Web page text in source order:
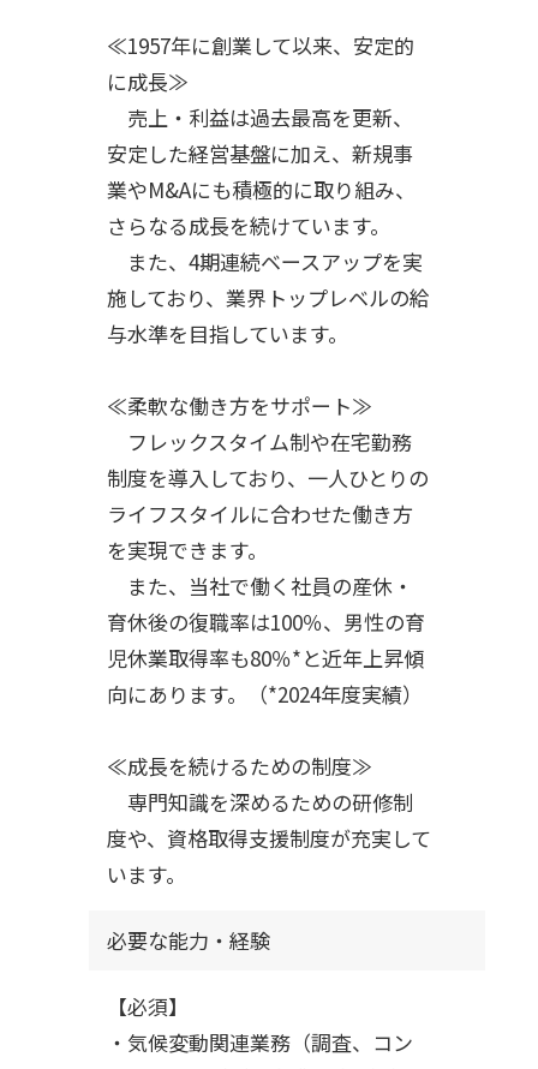
≪1957年に創業して以来、安定的
に成長≫
売上・利益は過去最高を更新、
安定した経営基盤に加え、新規事
業やM&Aにも積極的に取り組み、
さらなる成長を続けています。
また、4期連続ベースアップを実
施しており、業界トップレベルの給
与水準を目指しています。
≪柔軟な働き方をサポート≫
フレックスタイム制や在宅勤務
制度を導入しており、一人ひとりの
ライフスタイルに合わせた働き方
を実現できます。
また、当社で働く社員の産休・
育休後の復職率は100％、男性の育
児休業取得率も80％*と近年上昇傾
向にあります。（*2024年度実績）
≪成長を続けるための制度≫
専門知識を深めるための研修制
度や、資格取得支援制度が充実して
います。
必要な能力・経験
【必須】
・気候変動関連業務（調査、コン